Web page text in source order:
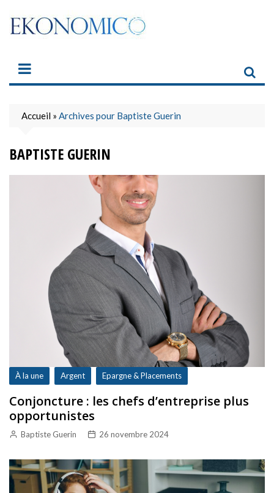
content
Accueil » Archives pour Baptiste Guerin
BAPTISTE GUERIN
À la une Argent Epargne & Placements
Conjoncture : les chefs d’entreprise plus
opportunistes
Baptiste Guerin 26 novembre 2024